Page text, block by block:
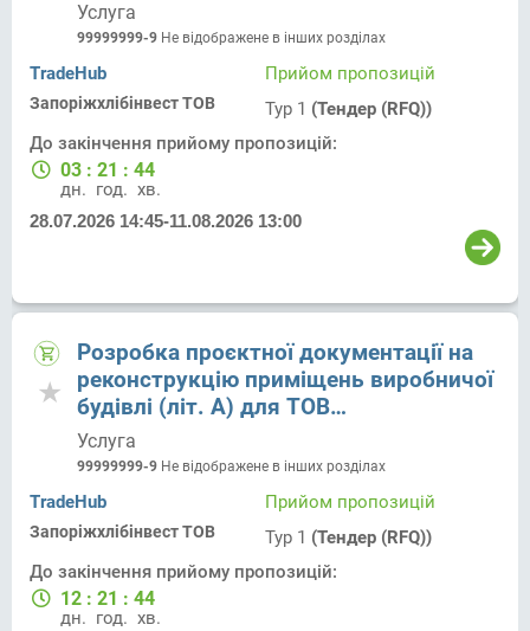
Услуга
99999999-9 Не відображене в інших розділах
TradeHub
Запоріжхлібінвест ТОВ
Прийом пропозицій
Тур 1 (Тендер (RFQ))
До закінчення прийому пропозицій:
03 : 21 : 44
дн. год. хв.
28.07.2026 14:45-11.08.2026 13:00
Розробка проєктної документації на
реконструкцію приміщень виробничої
будівлі (літ. А) для ТОВ
“Запоріжлібінвест”/м. Чернівці, вул.
Головна, 223
Услуга
99999999-9 Не відображене в інших розділах
TradeHub
Запоріжхлібінвест ТОВ
Прийом пропозицій
Тур 1 (Тендер (RFQ))
До закінчення прийому пропозицій:
12 : 21 : 44
дн. год. хв.